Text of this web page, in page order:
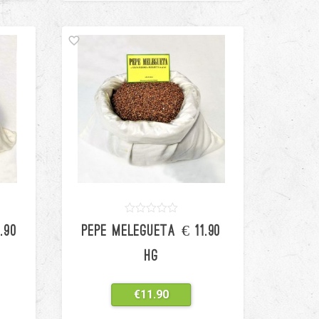
0
out
5
based
0
ratings
PEPE MELEGUETA € 11.90
HG
€11.90